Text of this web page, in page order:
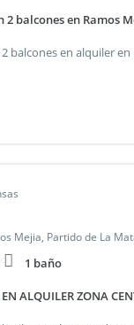
balcones en Ramos
Mejia, Partido de La
1 baño
ALQUILER ZONA